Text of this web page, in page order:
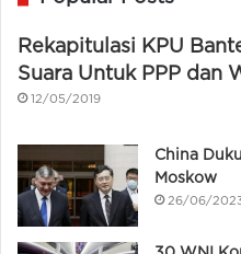
Rekapitulasi KPU
Suara Untuk PPP dan
12/05/2019
China
Moskow
26/06/